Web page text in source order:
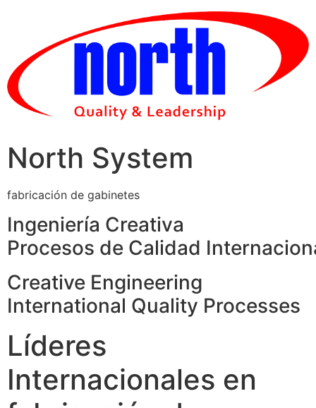
North System
fabricación de gabinetes
Ingeniería Creativa
Procesos de Calidad
Creative Engineering
International Quality Processes
Líderes
Internacionales en